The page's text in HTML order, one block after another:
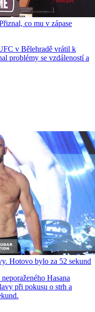
co mu v zápase
v Bělehradě vrátil k
problémy se vzdáleností a
Hotovo bylo za 52 sekund
Hasana
při pokusu o strh a